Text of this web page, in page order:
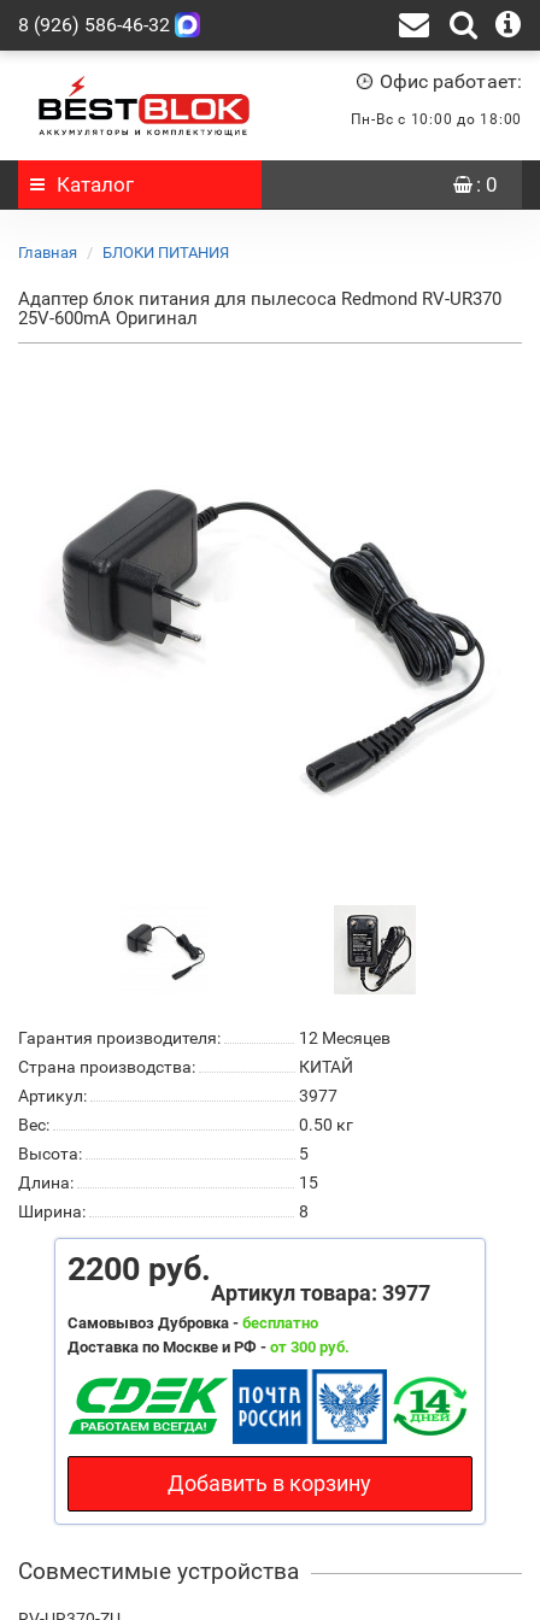
8 (926) 586-46-32
Офис работает:
Пн-Вс с 10:00 до 18:00
Каталог : 0
Главная БЛОКИ ПИТАНИЯ
Адаптер блок питания для пылесоса Redmond RV-UR370
25V-600mA Оригинал
Гарантия производителя:
12 Месяцев
Страна производства:
КИТАЙ
Артикул:
3977
Вес:
0.50 кг
Высота:
5
Длина:
15
Ширина:
8
2200 руб.
Артикул товара: 3977
Самовывоз Дубровка - бесплатно
Доставка по Москве и РФ - от 300 руб.
Добавить в корзину
Совместимые устройства